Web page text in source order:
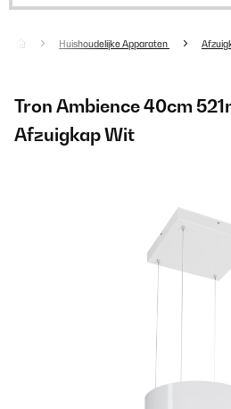
Huishoudelijke Apparaten
Tron Ambience 40cm
Afzuigkap Wit